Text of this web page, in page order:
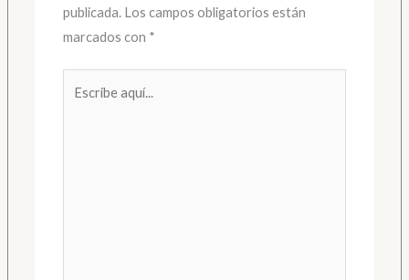
publicada. Los campos obligatorios están
marcados con *